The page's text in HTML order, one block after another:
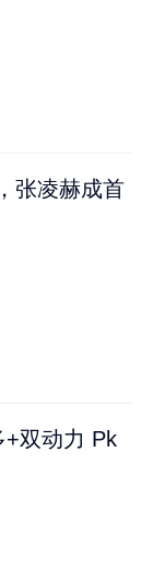
张凌赫成首
+双动力 Pk